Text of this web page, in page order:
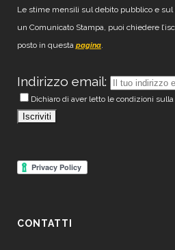
Le stime mensili sul debito pubblico e sul
un Comunicato Stampa, puoi chiedere
posto in questa pagina.
Indirizzo email:
Dichiaro di aver letto le condizioni sulla
CONTATTI